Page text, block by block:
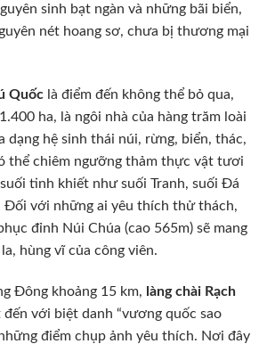
sinh bạt ngàn và những bãi biển,
nét hoang sơ, chưa bị thương mại
Quốc là điểm đến không thể bỏ qua,
ha, là ngôi nhà của hàng trăm loài
dạng hệ sinh thái núi, rừng, biển, thác,
thể chiêm ngưỡng thảm thực vật tươi
tinh khiết như suối Tranh, suối Đá
Đối với những ai yêu thích thử thách,
đỉnh Núi Chúa (cao 565m) sẽ mang
hùng vĩ của công viên.
Đông khoảng 15 km, làng chài Rạch
với biệt danh “vương quốc sao
điểm chụp ảnh yêu thích. Nơi đây